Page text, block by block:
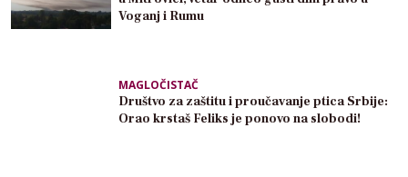
Voganj i Rumu
MAGLOČISTAČ
Društvo za zaštitu i proučavanje ptica Srbije:
Orao krstaš Feliks je ponovo na slobodi!